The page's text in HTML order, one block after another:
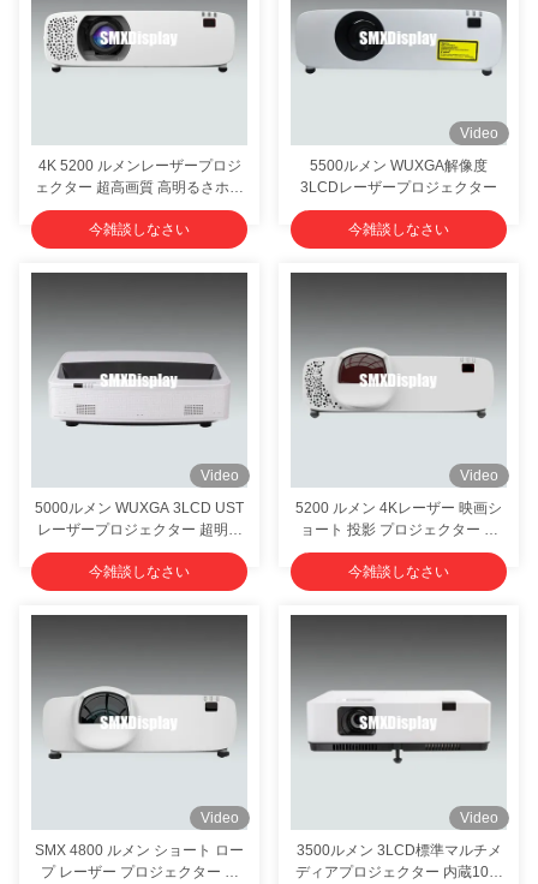
4K HDR10 6000 ルメンレーザープロジェクター
7000ルメン 広場短距離レーザープロジェクター 16Wスピーカー内蔵
7500 ルメン 3LCD ショート ロープ レーザー プロジェクター 360° プロジェクション
高明るさ 3LCD 広域レーザープロジェクター 広域4kプロジェクター
汎用 12000 ルメン 高解像度 プロジェクター 500 インチ画面
4K 5200 ルメンレーザープロジ
ェクター 超高画質 高明るさホー
ムシアター&ビジネスプロジェク
ター
今雑談しなさい
Video
5500ルメン WUXGA解像度
3LCDレーザープロジェクター
今雑談しなさい
Video
5000ルメン WUXGA 3LCD UST
レーザープロジェクター 超明る
いショートスロープロジェクタ
ー ホームシネマ
今雑談しなさい
Video
5200 ルメン 4Kレーザー 映画シ
ョート 投影 プロジェクター 浸
透観覧のための 50-300 インチ
画面サイズ
今雑談しなさい
Video
SMX 4800 ルメン ショート ロー
プ レーザー プロジェクター 浸
Video
3500ルメン 3LCD標準マルチメ
ディアプロジェクター 内蔵10W